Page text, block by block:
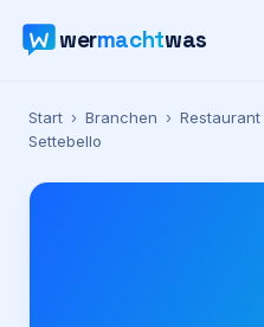
wermachtwas
Verzeichnis
Karte
Start › Branchen › Restaurant
Settebello